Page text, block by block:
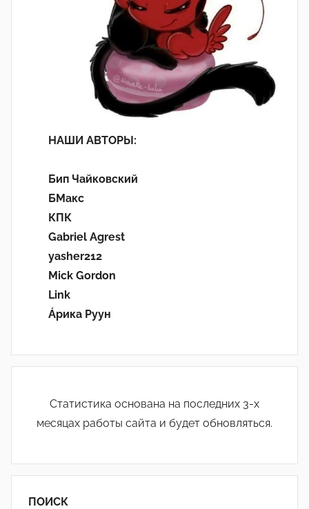
НАШИ АВТОРЫ:
Бип Чайковский
БМакс
КПК
Gabriel Agrest
yasher212
Mick Gordon
Link
Áрика Руун
Статистика основана на последних 3-х
месяцах работы сайта и будет обновляться.
ПОИСК